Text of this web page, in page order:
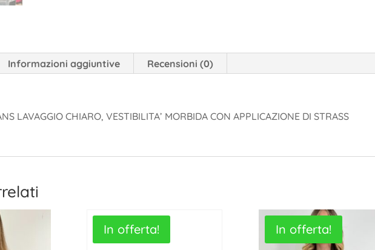
Informazioni aggiuntive Recensioni (0)
LAVAGGIO CHIARO, VESTIBILITA’ MORBIDA CON APPLICAZIONE DI STRASS
In offerta! In offerta!